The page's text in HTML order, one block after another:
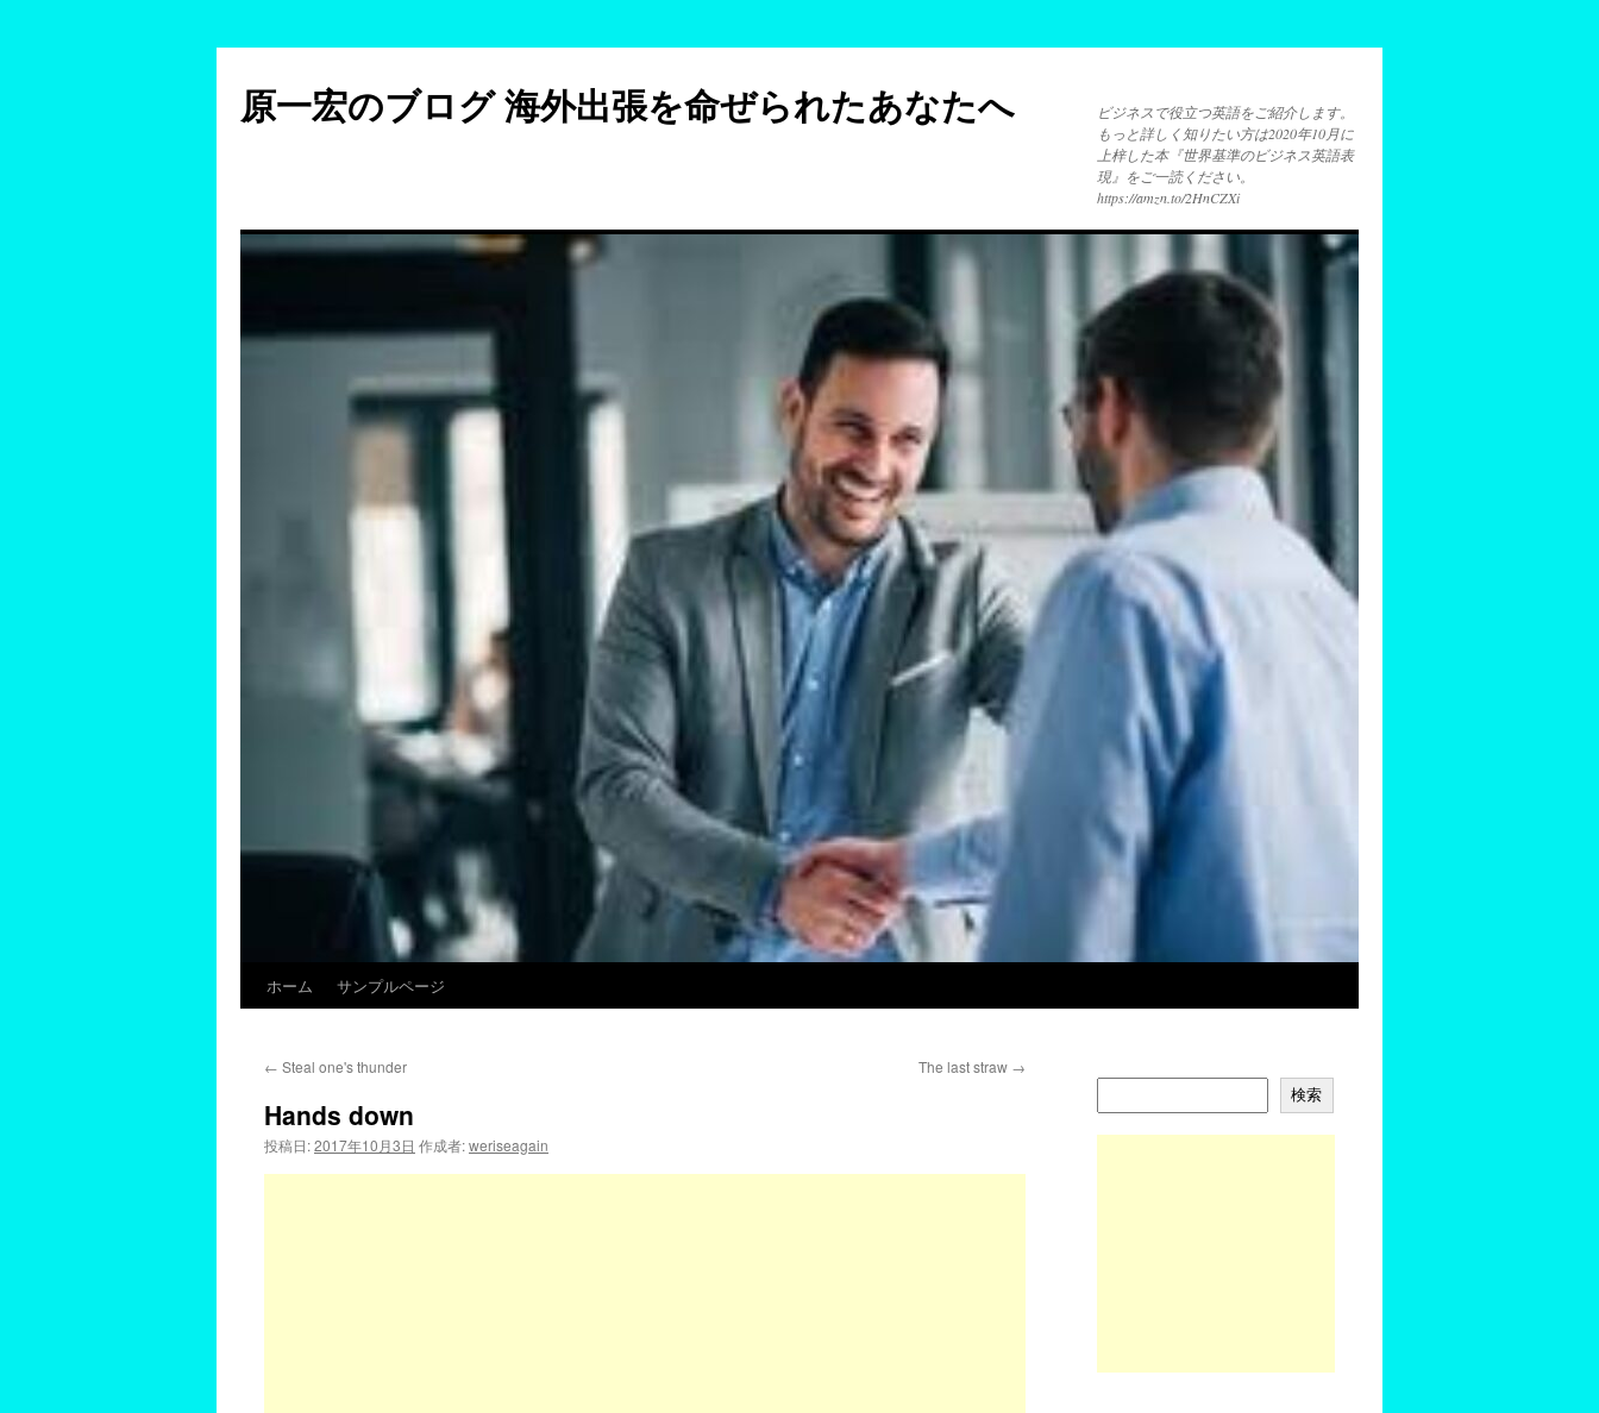
テ
ン
ッ
プ
原一宏のブログ 海外出張を命ぜられたあなたへ
ビジネスで役立つ英語をご紹介します。
もっと詳しく知りたい方は2020年10月に
上梓した本『世界基準のビジネス英語表
現』をご一読ください。
https://amzn.to/2HnCZXi
ホーム サンプルページ
← Steal one's thunder The last straw →
Hands down
投稿日:2017年10月3日 作成者:weriseagain
検索